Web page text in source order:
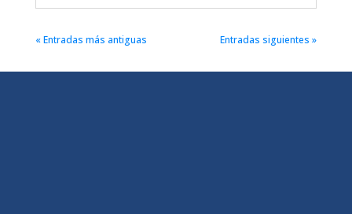
« Entradas más antiguas Entradas siguientes »